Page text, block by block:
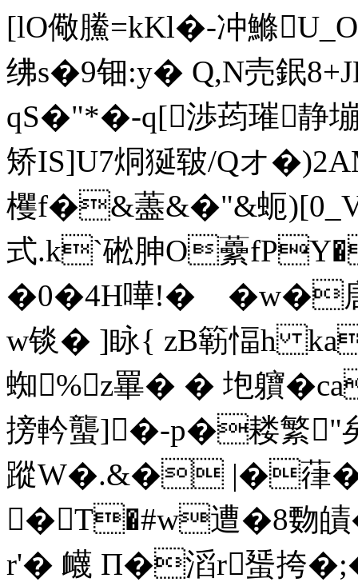
[lO儆鰧=kKl�-冲鰷
绋s�9钿:y� Q,N売鈱
qS�"*�-q[渉荺璀静塴
矫 IS]U7烔狿皲/Qオ
欔f�&藎&�"&蚅
式.k`硹胂O虆
�0�4H嘩!�ゝ�w�
w锬� ]眿{ zB簕愊h
蜘%z罼� � 垉軉
搒軡蠪]�-p�耧繁"
蹤W�.&� |�葎
�T�#w遭�8覅皟
r'� 衊 Π�滔r蜑挎